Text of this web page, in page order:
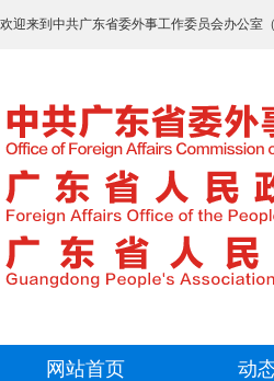
欢迎来到中共广东省委外事工作委员会办公室
网站首页 动